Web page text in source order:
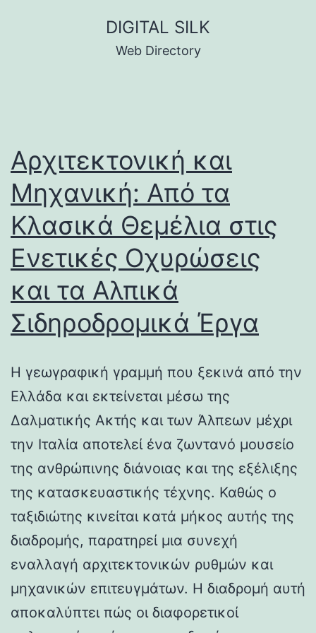
DIGITAL SILK
Web Directory
Αρχιτεκτονική και
Μηχανική: Από τα
Κλασικά Θεμέλια στις
Ενετικές Οχυρώσεις
και τα Αλπικά
Σιδηροδρομικά Έργα
Η γεωγραφική γραμμή που ξεκινά από την
Ελλάδα και εκτείνεται μέσω της
Δαλματικής Ακτής και των Άλπεων μέχρι
την Ιταλία αποτελεί ένα ζωντανό μουσείο
της ανθρώπινης διάνοιας και της εξέλιξης
της κατασκευαστικής τέχνης. Καθώς ο
ταξιδιώτης κινείται κατά μήκος αυτής της
διαδρομής, παρατηρεί μια συνεχή
εναλλαγή αρχιτεκτονικών ρυθμών και
μηχανικών επιτευγμάτων. Η διαδρομή αυτή
αποκαλύπτει πώς οι διαφορετικοί